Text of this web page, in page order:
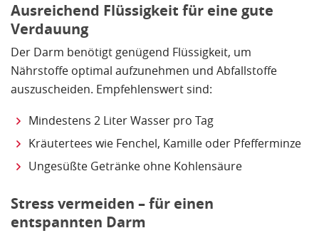
Ausreichend Flüssigkeit für eine gute
Verdauung
Der Darm benötigt genügend Flüssigkeit, um
Nährstoffe optimal aufzunehmen und Abfallstoffe
auszuscheiden. Empfehlenswert sind:
Mindestens 2 Liter Wasser pro Tag
Kräutertees wie Fenchel, Kamille oder Pfefferminze
Ungesüßte Getränke ohne Kohlensäure
Stress vermeiden – für einen
entspannten Darm